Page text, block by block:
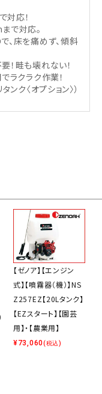
対応！
で対応。
、床を痛めず、傾斜
！畦も壊れない！
ラクラク作業！
ク〈オプション〉）
【ゼノア】【エンジン
式】【噴霧器（機）】NS
Z257EZ【20Lタンク】
【EZスタート】【園芸
用】・【農業用】
¥73,060(税込)